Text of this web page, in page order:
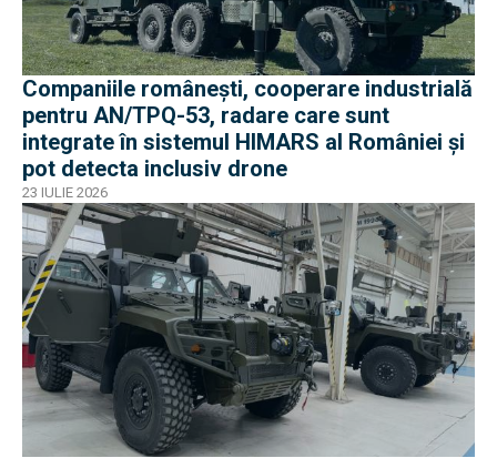
Companiile românești, cooperare industrială
pentru AN/TPQ-53, radare care sunt
integrate în sistemul HIMARS al României și
pot detecta inclusiv drone
23 IULIE 2026